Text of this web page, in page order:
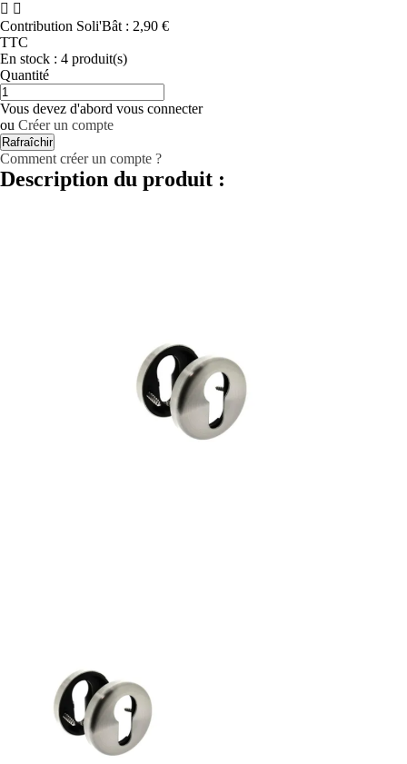
 
Contribution Soli'Bât : 2,90 €
TTC
En stock : 4 produit(s)
Quantité
Vous devez d'abord vous connecter
ou Créer un compte
Comment créer un compte ?
Description du produit :